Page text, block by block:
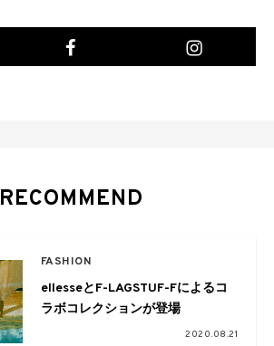
RECOMMEND
FASHION
ellesseとF-LAGSTUF-Fによるコ
ラボコレクションが登場
2020.08.21